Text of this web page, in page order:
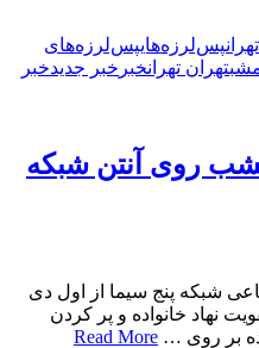
پس‌لرزه‌هایپس‌لرزه‌های
تهران تهرانخبر خبر جدیدخبر
روی آنتن شبکه
شبکه پنج سیما از اول دی
تقویت نهاد خانواده و پر کردن
بر روی … Read More